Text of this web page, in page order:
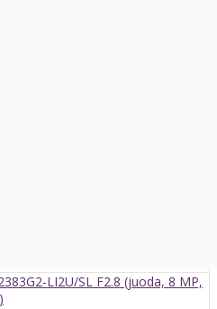
LI2U/SL F2.8 (juoda, 8 MP,